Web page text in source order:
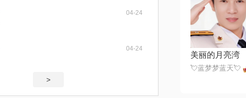
04-24
04-24
>
美丽的月亮湾
💘蓝梦梦蓝天💘